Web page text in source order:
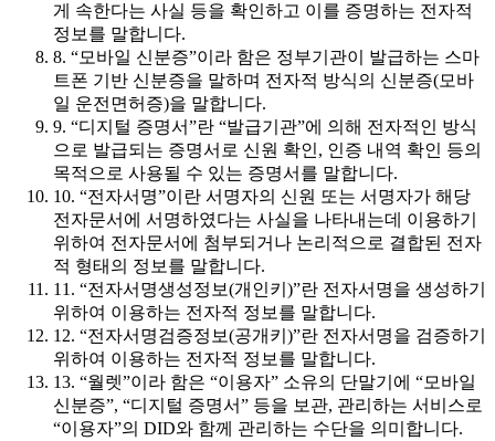
게 속한다는 사실 등을 확인하고 이를 증명하는 전자적
정보를 말합니다.
8. “모바일 신분증”이라 함은 정부기관이 발급하는 스마
트폰 기반 신분증을 말하며 전자적 방식의 신분증(모바
일 운전면허증)을 말합니다.
9. “디지털 증명서”란 “발급기관”에 의해 전자적인 방식
으로 발급되는 증명서로 신원 확인, 인증 내역 확인 등의
목적으로 사용될 수 있는 증명서를 말합니다.
10. “전자서명”이란 서명자의 신원 또는 서명자가 해당
전자문서에 서명하였다는 사실을 나타내는데 이용하기
위하여 전자문서에 첨부되거나 논리적으로 결합된 전자
적 형태의 정보를 말합니다.
11. “전자서명생성정보(개인키)”란 전자서명을 생성하기
위하여 이용하는 전자적 정보를 말합니다.
12. “전자서명검증정보(공개키)”란 전자서명을 검증하기
위하여 이용하는 전자적 정보를 말합니다.
13. “월렛”이라 함은 “이용자” 소유의 단말기에 “모바일
신분증”, “디지털 증명서” 등을 보관, 관리하는 서비스로
“이용자”의 DID와 함께 관리하는 수단을 의미합니다.